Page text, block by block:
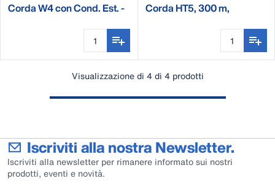
Corda W4 con Cond. Est. - Corda HT5, 300 m,
Visualizzazione di 4 di 4 prodotti
Iscriviti alla nostra Newsletter.
Iscriviti alla newsletter per rimanere informato sui nostri
prodotti, eventi e novità.